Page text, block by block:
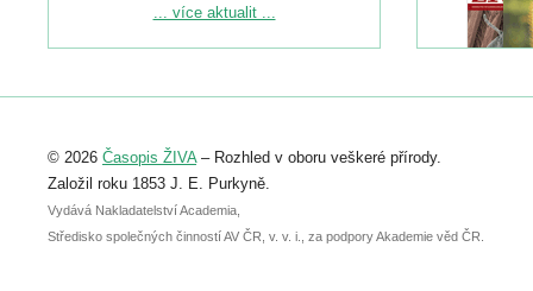
Podrobnější informace ke konferenci
Registrovat se můžete do 6. září.
abstraktu přihlášené přednášky nebo
posteru je už 30. června.
... více aktualit ...
© 2026 Časopis ŽIVA– Rozhled v oboru veškeré přírody.
Založil roku 1853 J. E. Purkyně.
Vydává Nakladatelství Academia,
Středisko společných činností AV ČR, v. v. i., za podpory Akademie věd ČR.